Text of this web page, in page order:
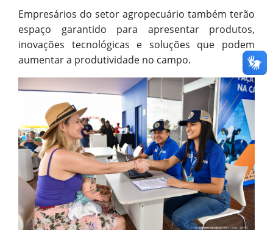
Empresários do setor agropecuário também terão
espaço garantido para apresentar produtos,
inovações tecnológicas e soluções que podem
aumentar a produtividade no campo.